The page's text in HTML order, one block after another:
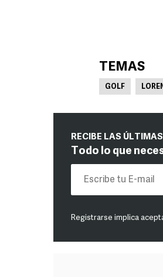
TEMAS
GOLF
RECIBE LAS
Todo lo que
Registrarse implica